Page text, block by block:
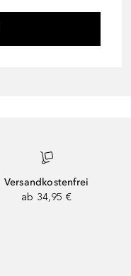
Versandkostenfrei
ab 34,95 €